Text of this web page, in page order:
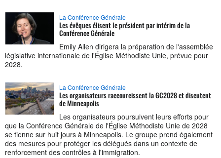
La Conférence Générale
Les évêques élisent le président par intérim de la
Conférence Générale
Emily Allen dirigera la préparation de l'assemblée
législative internationale de l'Église Méthodiste Unie, prévue pour
2028.
La Conférence Générale
Les organisateurs raccourcissent la GC2028 et discutent
de Minneapolis
Les organisateurs poursuivent leurs efforts pour
que la Conférence Générale de l'Église Méthodiste Unie de 2028
se tienne sur huit jours à Minneapolis. Le groupe prend également
des mesures pour protéger les délégués dans un contexte de
renforcement des contrôles à l'immigration.